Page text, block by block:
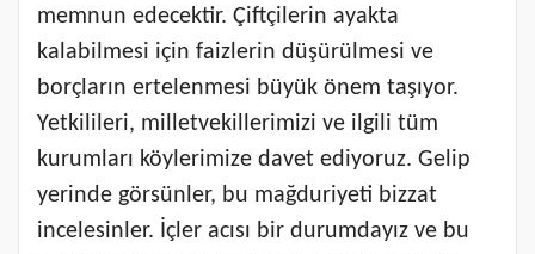
memnun edecektir. Çiftçilerin ayakta
kalabilmesi için faizlerin düşürülmesi ve
borçların ertelenmesi büyük önem taşıyor.
Yetkilileri, milletvekillerimizi ve ilgili tüm
kurumları köylerimize davet ediyoruz. Gelip
yerinde görsünler, bu mağduriyeti bizzat
incelesinler. İçler acısı bir durumdayız ve bu